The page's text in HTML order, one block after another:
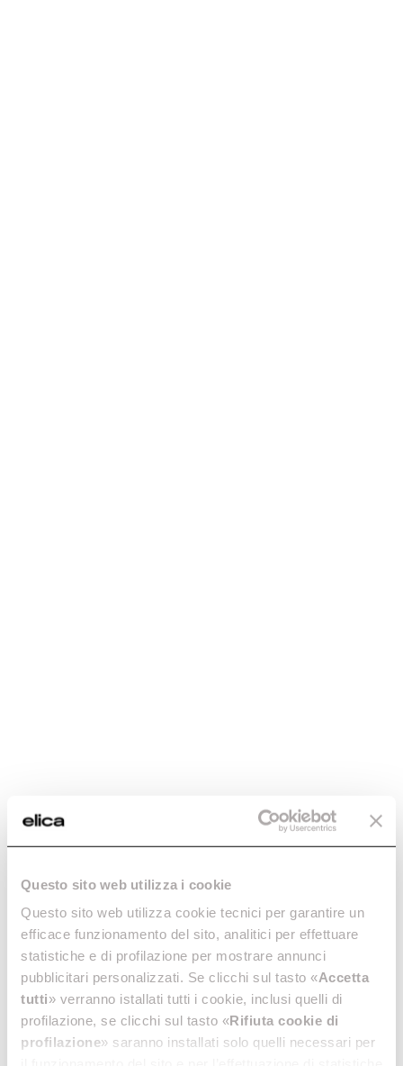
Questo sito web utilizza i cookie
Questo sito web utilizza cookie tecnici per garantire un
efficace funzionamento del sito, analitici per effettuare
statistiche e di profilazione per mostrare annunci
pubblicitari personalizzati. Se clicchi sul tasto «Accetta
tutti» verranno istallati tutti i cookie, inclusi quelli di
profilazione, se clicchi sul tasto «Rifiuta cookie di
profilazione» saranno installati solo quelli necessari per